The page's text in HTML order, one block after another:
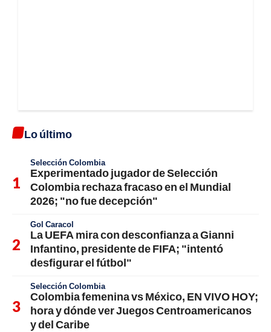
Lo último
Selección Colombia
Experimentado jugador de Selección
Colombia rechaza fracaso en el Mundial
2026; "no fue decepción"
Gol Caracol
La UEFA mira con desconfianza a Gianni
Infantino, presidente de FIFA; "intentó
desfigurar el fútbol"
Selección Colombia
Colombia femenina vs México, EN VIVO HOY;
hora y dónde ver Juegos Centroamericanos
y del Caribe